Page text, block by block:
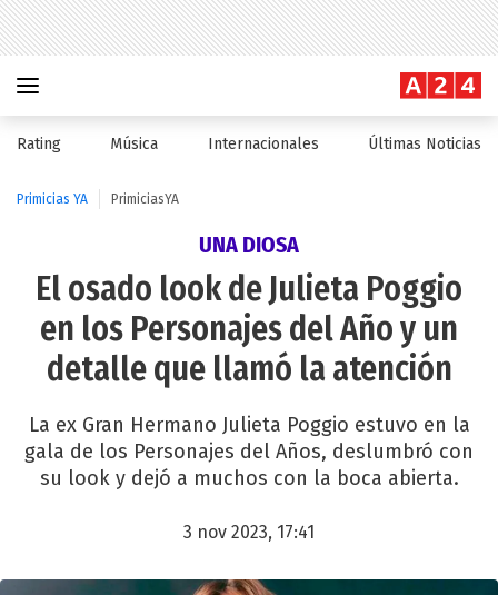
Rating Música Internacionales Últimas Noticias
Primicias YA PrimiciasYA
UNA DIOSA
El osado look de Julieta Poggio
en los Personajes del Año y un
detalle que llamó la atención
La ex Gran Hermano Julieta Poggio estuvo en la
gala de los Personajes del Años, deslumbró con
su look y dejó a muchos con la boca abierta.
3 nov 2023, 17:41